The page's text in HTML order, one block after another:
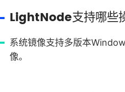
LightNode支持哪些
系统镜像支持多版本
像。